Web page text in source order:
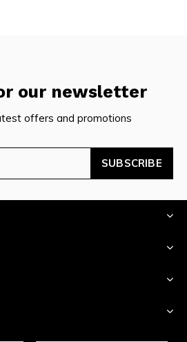
our newsletter
offers and promotions
SUBSCRIBE